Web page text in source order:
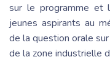
sur le programme et
jeunes aspirants au
de la question orale
de la zone industrielle